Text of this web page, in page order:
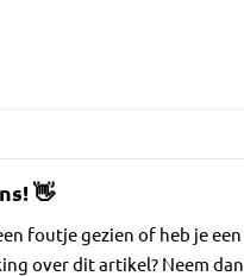
👋
foutje gezien of heb je een
over dit artikel? Neem dan